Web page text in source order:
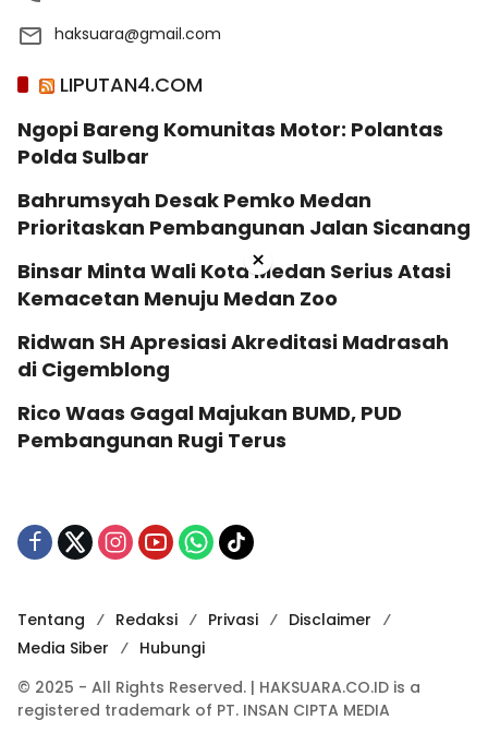
haksuara@gmail.com
LIPUTAN4.COM
Ngopi Bareng Komunitas Motor: Polantas
Polda Sulbar
Bahrumsyah Desak Pemko Medan
Prioritaskan Pembangunan Jalan Sicanang
Binsar Minta Wali Kota Medan Serius Atasi
Kemacetan Menuju Medan Zoo
Ridwan SH Apresiasi Akreditasi Madrasah
di Cigemblong
Rico Waas Gagal Majukan BUMD, PUD
Pembangunan Rugi Terus
Tentang Redaksi Privasi
Disclaimer
Media Siber
Hubungi
© 2025 - All Rights Reserved. | HAKSUARA.CO.ID is a
registered trademark of PT. INSAN CIPTA MEDIA
×